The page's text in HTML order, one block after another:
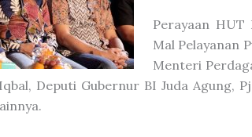
Perayaan
Mal Pelayanan
Menteri
Deputi Gubernur BI Juda Agung,